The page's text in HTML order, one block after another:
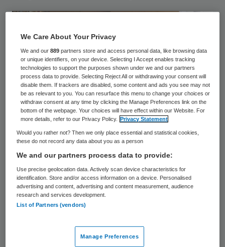
© pikselstock / stock.adobe.com
verantwoordelijk staatssecretaris Maarten
van Ooijen (VWS) aan de Tweede Kamer
Het Wmo-toezicht is in 2015 belegd bij de
gemeenten, toen deze verantwoordelijk
werden voor de uitvoering van de wet. Aan
We Care About Your Privacy
We and our889 partners store and access personal data, like browsing data
or unique identifiers, on your device. Selecting I Accept enables tracking
technologies to support the purposes shown under we and our partners
process data to provide. Selecting Reject All or withdrawing your consent will
disable them. If trackers are disabled, some content and ads you see may not
be as relevant to you. You can resurface this menu to change your choices or
withdraw consent at any time by clicking the Manage Preferences link on the
bottom of the webpage. Your choices will have effect within our Website. For
more details, refer to our Privacy Policy.
Privacy Statement
Would you rather not? Then we only place essential and statistical cookies,
these do not record any data about you as a person
We and our partners process data to provide:
Use precise geolocation data. Actively scan device characteristics for
identification. Store and/or access information on a device. Personalised
advertising and content, advertising and content measurement, audience
research and services development.
List of Partners (vendors)
Manage Preferences